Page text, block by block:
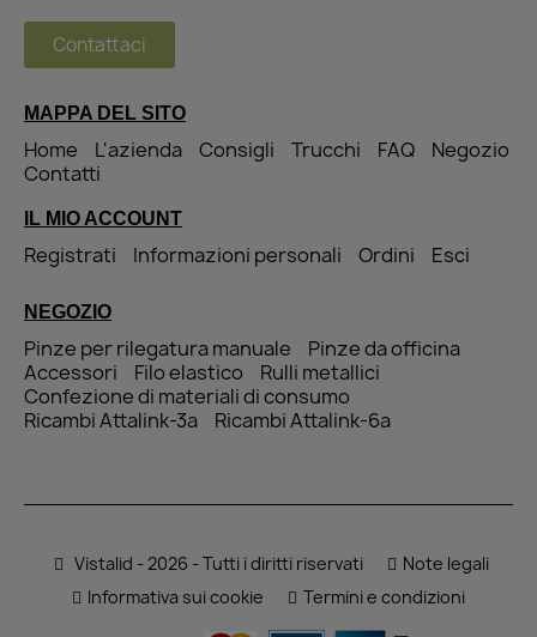
Contattaci
MAPPA DEL SITO
Home L'azienda Consigli Trucchi FAQ
Negozio
Contatti
IL MIO ACCOUNT
Registrati Informazioni personali Ordini Esci
NEGOZIO
Pinze per rilegatura manuale
Pinze da officina
Accessori
Filo elastico
Rulli metallici
Confezione di materiali di consumo
Ricambi Attalink-3a
Ricambi Attalink-6a
Vistalid - 2026 - Tutti i diritti riservati
Note legali
Informativa sui cookie
Termini e condizioni